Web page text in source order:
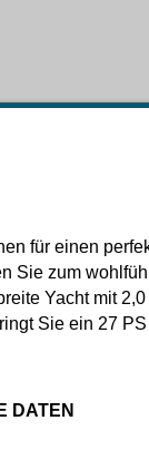
für einen
Sie zum
Yacht mit
Sie ein 27
DATEN